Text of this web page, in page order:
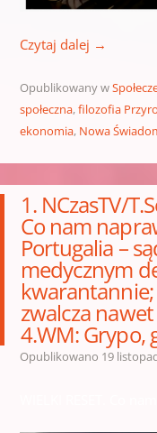
Czytaj dalej →
Opublikowany w
społeczna,filozofia
ekonomia, Nowa
1. NCzasTV/
Co nam
Portugalia –
medycznym
kwarantannie;
zwalcza
4.WM: Grypo,
Opublikowano 19